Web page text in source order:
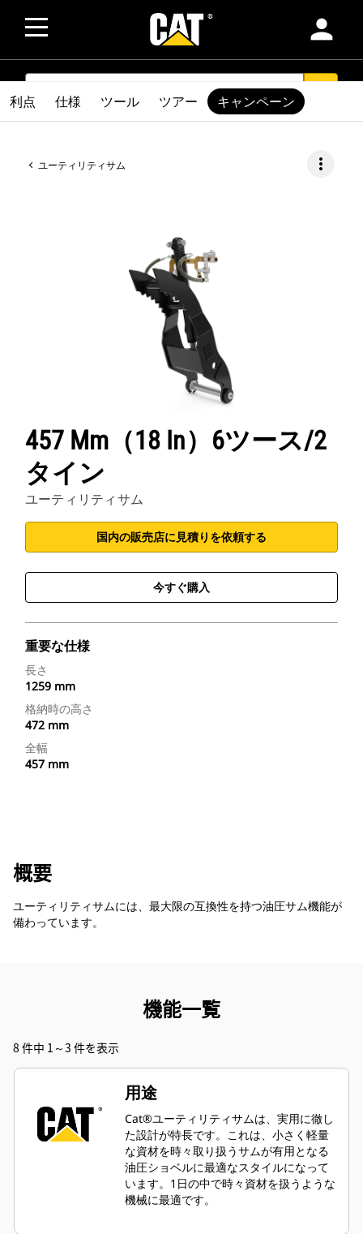
person
SEARCH
ユーティリティサム more_vert
457 Mm（18 In）6ツース/2
タイン
ユーティリティサム
国内の販売店に見積りを依頼する
今すぐ購入
重要な仕様
長さ
1259 mm
格納時の高さ
472 mm
全幅
457 mm
利点 仕様 ツール ツアー キャンペーン
概要
ユーティリティサムには、最大限の互換性を持つ油圧サム機能が
備わっています。
機能一覧
8 件中 1～3 件を表示
用途
Cat®ユーティリティサムは、実用に徹し
た設計が特長です。これは、小さく軽量
な資材を時々取り扱うサムが有用となる
油圧ショベルに最適なスタイルになって
います。1日の中で時々資材を扱うような
機械に最適です。